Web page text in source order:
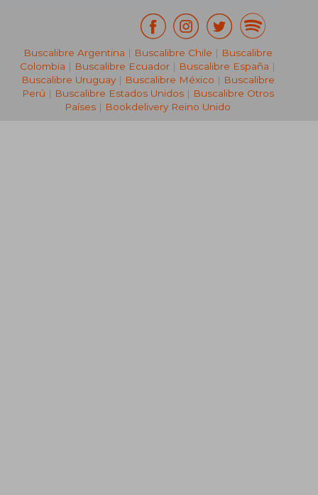
Buscalibre Argentina | Buscalibre Chile | Buscalibre
Colombia | Buscalibre Ecuador | Buscalibre España |
Buscalibre Uruguay| Buscalibre México | Buscalibre
Perú | Buscalibre Estados Unidos| Buscalibre Otros
Países | Bookdelivery Reino Unido